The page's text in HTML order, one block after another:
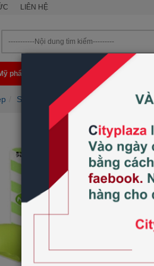
LIÊN HỆ
phẩm - Làm đẹp Mẹ & Bé
Son dưỡng